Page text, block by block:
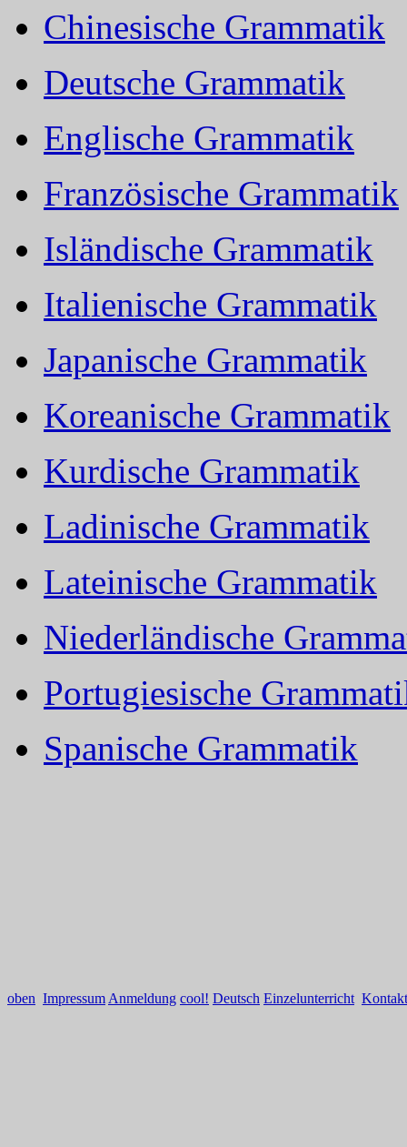
Chinesische Grammatik
Deutsche Grammatik
Englische Grammatik
Französische Grammatik
Isländische Grammatik
Italienische Grammatik
Japanische Grammatik
Koreanische Grammatik
Kurdische Grammatik
Ladinische Grammatik
Lateinische Grammatik
Niederländische
Portugiesische
Spanische Grammatik
oben ImpressumAnmeldung cool! Deutsch Einzelunterricht Kontakt